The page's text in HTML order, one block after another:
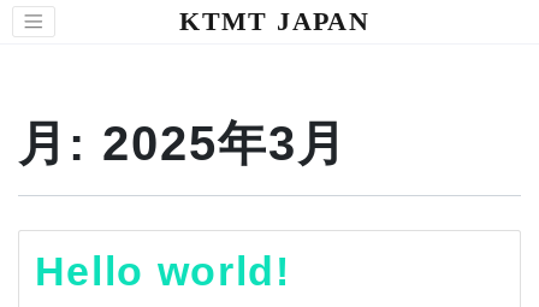
KTMT JAPAN
月: 2025年3月
Hello world!